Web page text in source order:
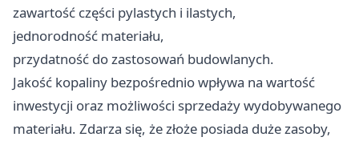
zawartość części pylastych i ilastych,
jednorodność materiału,
przydatność do zastosowań budowlanych.
Jakość kopaliny bezpośrednio wpływa na wartość
inwestycji oraz możliwości sprzedaży wydobywanego
materiału. Zdarza się, że złoże posiada duże zasoby,